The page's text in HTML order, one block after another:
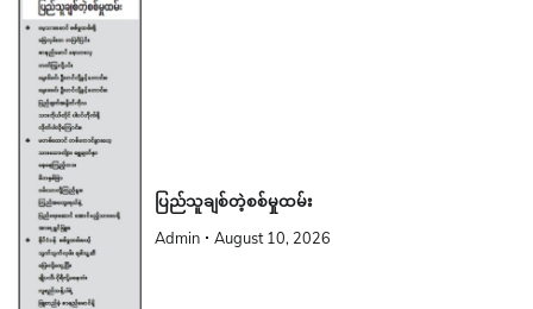
ပြည်သူချစ်တဲ့စစ်မှုထမ်း
Admin August 10, 2026